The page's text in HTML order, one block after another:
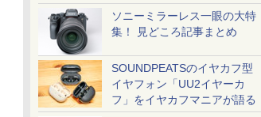
ソニーミラーレス一眼の大特
集！ 見どころ記事まとめ
SOUNDPEATSのイヤカフ型
イヤフォン「UU2イヤーカ
フ」をイヤカフマニアが語る